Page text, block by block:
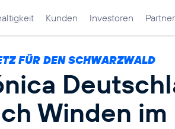
Kunden Investoren Partner
FÜR DEN SCHWARZWALD
Winden im